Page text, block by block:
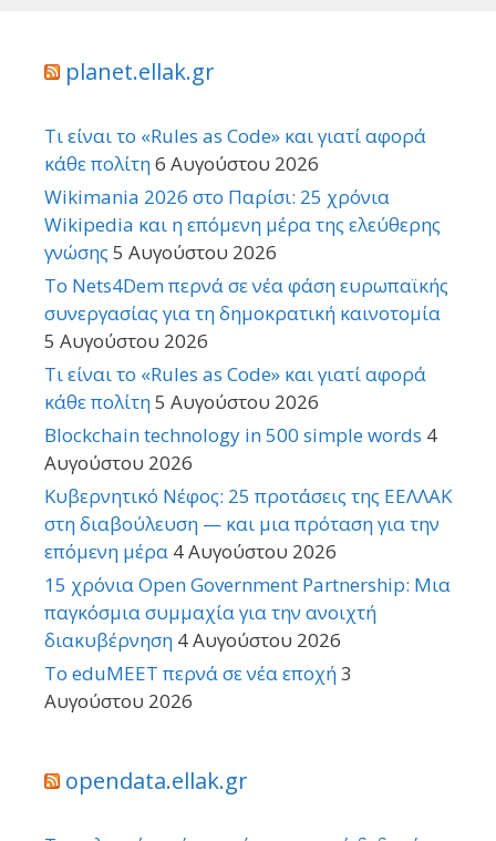
planet.ellak.gr
Τι είναι το «Rules as Code» και γιατί αφορά
κάθε πολίτη6 Αυγούστου 2026
Wikimania 2026 στο Παρίσι: 25 χρόνια
Wikipedia και η επόμενη μέρα της ελεύθερης
γνώσης 5 Αυγούστου 2026
Το Nets4Dem περνά σε νέα φάση ευρωπαϊκής
συνεργασίας για τη δημοκρατική καινοτομία
5 Αυγούστου 2026
Τι είναι το «Rules as Code» και γιατί αφορά
κάθε πολίτη5 Αυγούστου 2026
Blockchain technology in 500 simple words 4
Αυγούστου 2026
Κυβερνητικό Νέφος: 25 προτάσεις της ΕΕΛΛΑΚ
στη διαβούλευση — και μια πρόταση για την
επόμενη μέρα 4 Αυγούστου 2026
15 χρόνια Open Government Partnership: Μια
παγκόσμια συμμαχία για την ανοιχτή
διακυβέρνηση 4 Αυγούστου 2026
Το eduMEET περνά σε νέα εποχή3
Αυγούστου 2026
opendata.ellak.gr